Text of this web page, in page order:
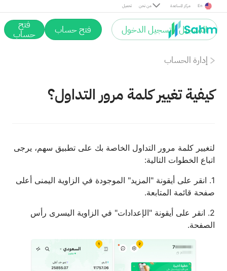
تحميل من نحن مركز المساعدة En
التسجيل / تسجيل الدخول فتح حساب فتح
حساب
إدارة الحساب
كيفية تغيير كلمة مرور التداول؟
لتغيير كلمة مرور التداول الخاصة بك على تطبيق سهم، يرجى
اتباع الخطوات التالية:
1. انقر على أيقونة "المزيد" الموجودة في الزاوية اليمنى أعلى
صفحة قائمة المتابعة.
2. انقر على أيقونة "الإعدادات" في الزاوية اليسرى رأس
الصفحة.